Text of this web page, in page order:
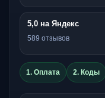
5,0 на Яндекс
589 отзывов
1. Оплата 2. Коды